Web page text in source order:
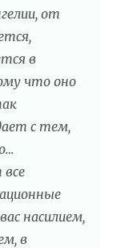
от
в
что оно
с тем,
насилием,
в